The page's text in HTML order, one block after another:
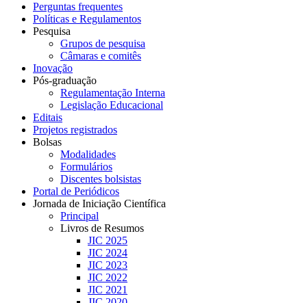
Perguntas frequentes
Políticas e Regulamentos
Pesquisa
Grupos de pesquisa
Câmaras e comitês
Inovação
Pós-graduação
Regulamentação Interna
Legislação Educacional
Editais
Projetos registrados
Bolsas
Modalidades
Formulários
Discentes bolsistas
Portal de Periódicos
Jornada de Iniciação Científica
Principal
Livros de Resumos
JIC 2025
JIC 2024
JIC 2023
JIC 2022
JIC 2021